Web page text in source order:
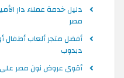
دليل خدمة عملاء دار
مصر
أفضل متجر ألعاب
دبدوب
أقوى عروض نون مصر على